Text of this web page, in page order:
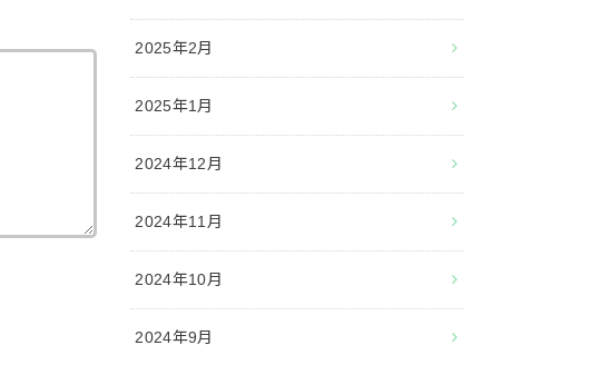
2025年2月
2025年1月
2024年12月
2024年11月
2024年10月
2024年9月